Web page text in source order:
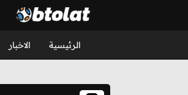
الرئيسية الاخبار